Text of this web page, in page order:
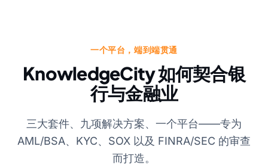
一个平台，端到端贯通
KnowledgeCity 如何契合银
行与金融业
三大套件、九项解决方案、一个平台——专为
AML/BSA、KYC、SOX 以及 FINRA/SEC 的审查
而打造。